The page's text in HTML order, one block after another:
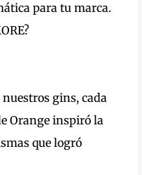
para tu marca.
nuestros gins, cada
Orange inspiró la
que logró